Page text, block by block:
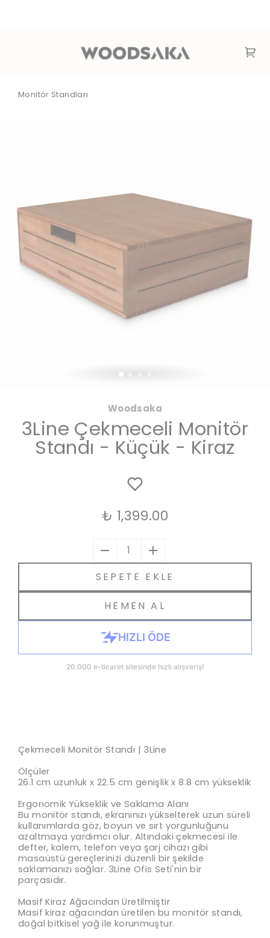
Monitör Standları
Woodsaka
3Line Çekmeceli Monitör
Standı - Küçük - Kiraz
₺ 1,399.00
1
SEPETE EKLE
HEMEN AL
Çekmeceli Monitör Standı | 3Line
Ölçüler
26.1 cm uzunluk x 22.5 cm genişlik x 8.8 cm yükseklik
Ergonomik Yükseklik ve Saklama Alanı
Bu monitör standı, ekranınızı yükselterek uzun süreli
kullanımlarda göz, boyun ve sırt yorgunluğunu
azaltmaya yardımcı olur. Altındaki çekmecesi ile
defter, kalem, telefon veya şarj cihazı gibi
masaüstü gereçlerinizi düzenli bir şekilde
saklamanızı sağlar. 3Line Ofis Seti'nin bir
parçasıdır.
Masif Kiraz Ağacından Üretilmiştir
Masif kiraz ağacından üretilen bu monitör standı,
doğal bitkisel yağ ile korunmuştur.